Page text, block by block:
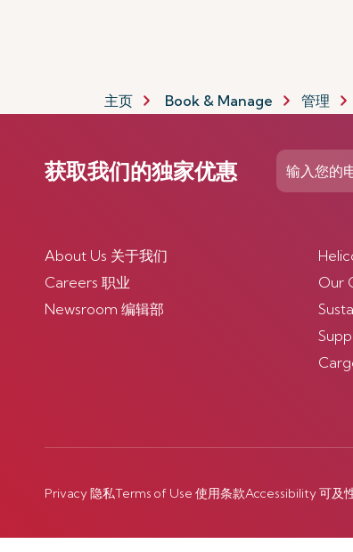
主页 Book & Manage 管理
获取我们的独家优惠
About Us 关于我们
Careers 职业
Newsroom 编辑部
Our
Privacy 隐私Terms of Use 使用条款Accessibility 可及